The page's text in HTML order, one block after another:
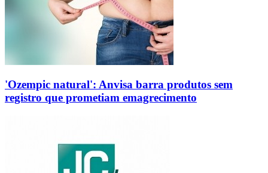
'Ozempic natural': Anvisa barra produtos sem
registro que prometiam emagrecimento